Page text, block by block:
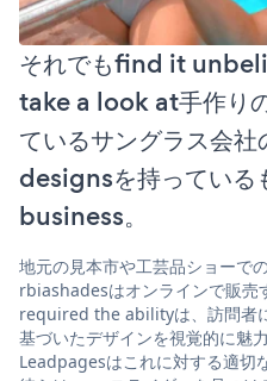
それでもfind it
take a look at手作り
ているサングラス会
designsを持ってい
business。
地元の見本市や工芸品ショーで
rbiashadesはオンラインで販売
required the abilityは、訪問者
基づいたデザインを視覚的に魅
Leadpagesはこれに対する適切